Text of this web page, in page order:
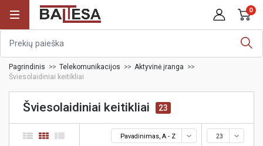
0
Pagrindinis Telekomunikacijos
Aktyvinė įranga
Šviesolaidiniai keitikliai
Šviesolaidiniai keitikliai 23
Pavadinimas, A - Z 23